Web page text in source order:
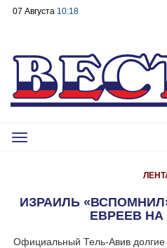
07 Августа 10:18
Toggle
ИЗРАИЛЬ
ЕВРЕЕВ НА
Официальный Тель-Авив